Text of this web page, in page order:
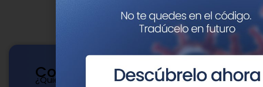
Contacto
¿Quieres publicar con nosotros? ¿Tienes